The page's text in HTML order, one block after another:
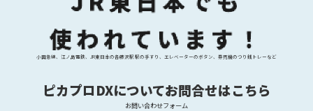
小田急線、江ノ島電鉄、JR東日本の各藤沢駅 駅の手すり、エレベーターのボタン、券売機のつり銭トレーなど
ピカプロDXについてお問合せはこちら
お問い合わせフォーム